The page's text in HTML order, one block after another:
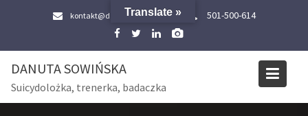
kontakt@danutasowinska.pl 501-500-614
DANUTA SOWIŃSKA
Suicydolożka, trenerka, badaczka
Translate »